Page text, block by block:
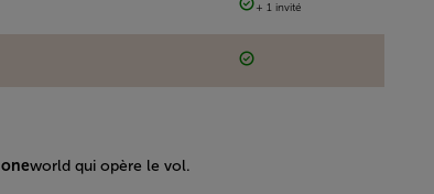
+ 1 invité
oneworld qui opère le vol.